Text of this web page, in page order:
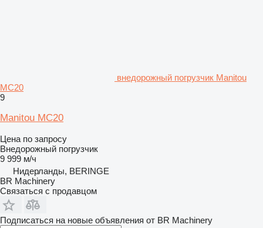
внедорожный погрузчик Manitou
MC20
9
Manitou MC20
Цена по запросу
Внедорожный погрузчик
9 999 м/ч
Нидерланды, BERINGE
BR Machinery
Связаться с продавцом
Подписаться на новые объявления от BR Machinery